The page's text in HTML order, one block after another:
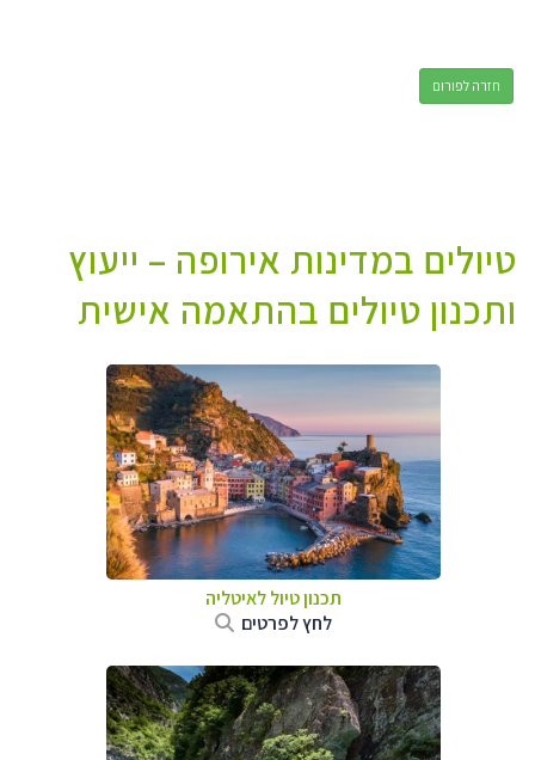
חזרה לפורום
טיולים במדינות אירופה – ייעוץ
ותכנון טיולים בהתאמה אישית
תכנון טיול לאיטליה
לחץ לפרטים